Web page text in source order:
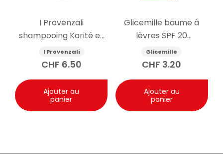
I Provenzali
shampooing Karité et
Avocat 250ml
I Provenzali
CHF 6.50
Ajouter au
panier
Glicemille baume à
lèvres SPF 20
protecteur 5.5g
Glicemille
CHF 3.20
Ajouter au
panier